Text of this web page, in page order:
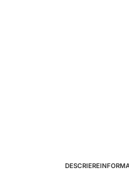
DESCRIERE